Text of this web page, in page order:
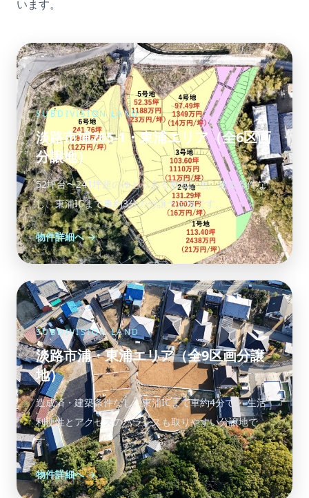
います。
SUBDIVISION LAND
淡路市浦265-1・東浦エリア（全6区画
分譲地）
52坪台〜241坪超のゆとりある敷地計画。建築条件な
し、東浦ICまで車約3分の分譲予定地です。
物件詳細へ →
SUBDIVISION LAND
淡路市浦・東浦エリア（全9区画分譲
地）
造成済・建築条件なし。東浦ICまで車約4分で、 生活
利便性とアクセスのバランスも取りやすい分譲地で
す。
物件詳細へ →